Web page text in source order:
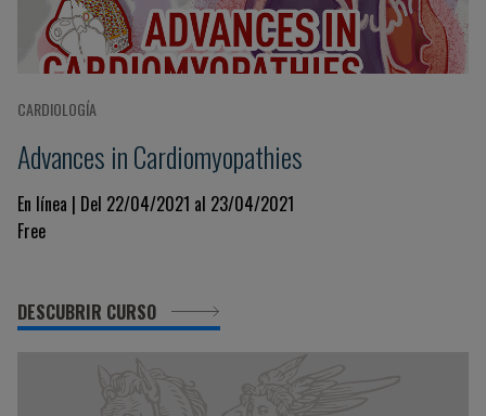
CARDIOLOGÍA
Advances in Cardiomyopathies
En línea | Del 22/04/2021 al 23/04/2021
Free
DESCUBRIR CURSO